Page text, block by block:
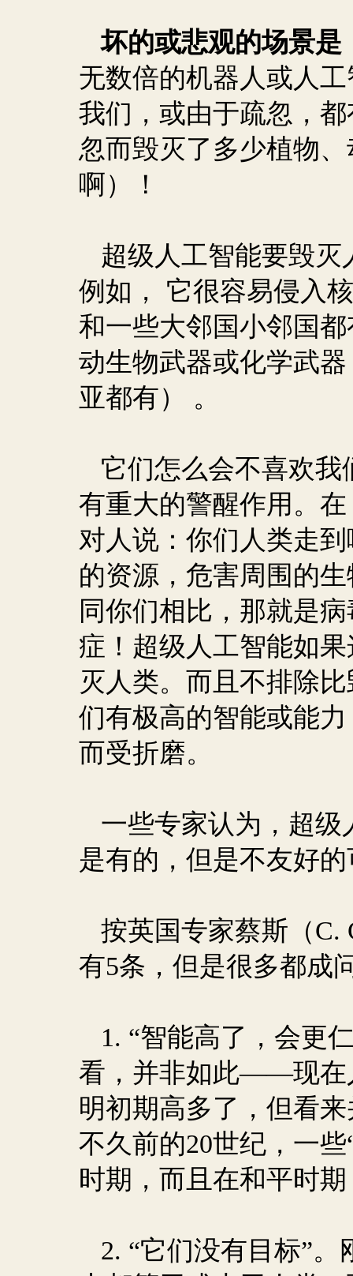
坏的或悲观的场景是
无数倍的机器人或人
我们，或由于疏忽，
忽而毁灭了多少植物
啊）！
超级人工智能要毁
例如， 它很容易侵入
和一些大邻国小邻国
动生物武器或化学武
亚都有） 。
它们怎么会不喜欢
有重大的警醒作用。
对人说：你们人类走
的资源，危害周围的
同你们相比，那就是
症！超级人工智能如
灭人类。而且不排除
们有极高的智能或能
而受折磨。
一些专家认为，超
是有的，但是不友好
按英国专家蔡斯（C.
有5条，但是很多都成
1. “智能高了，会更
看，并非如此——现在
明初期高多了，但看
不久前的20世纪，一
时期，而且在和平时
2. “它们没有目标”